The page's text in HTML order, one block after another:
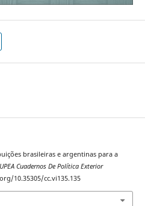
brasileiras e argentinas para a
Cuadernos De Política Exterior
10.35305/cc.vi135.135